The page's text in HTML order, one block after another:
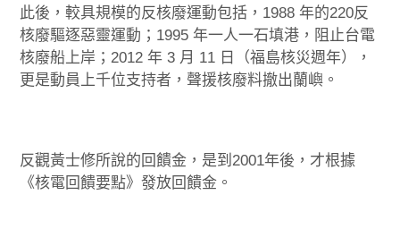
此後，較具規模的反核廢運動包括，1988 年的220反
核廢驅逐惡靈運動；1995 年一人一石填港，阻止台電
核廢船上岸；2012 年 3 月 11 日（福島核災週年），
更是動員上千位支持者，聲援核廢料撤出蘭嶼。
反觀黃士修所說的回饋金，是到2001年後，才根據
《核電回饋要點》發放回饋金。